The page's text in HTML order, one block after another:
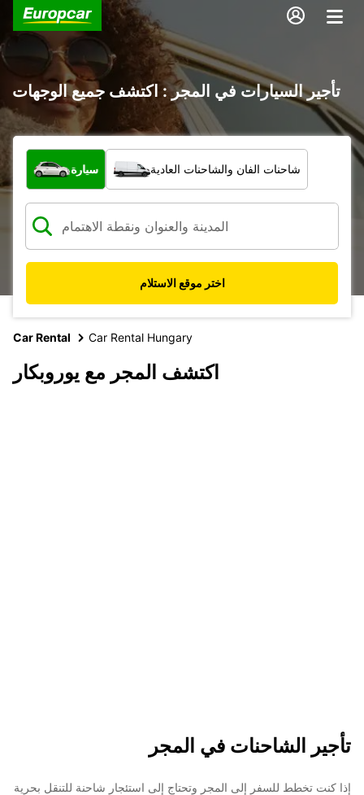
تأجير السيارات في المجر : اكتشف جميع الوجهات
ما نوع المركبة؟
سيارة شاحنات الفان والشاحنات العادية
اختر موقع الاستلام
Car Rental Car Rental Hungary
اكتشف المجر مع يوروبكار
تأجير الشاحنات في المجر
إذا كنت تخطط للسفر إلى المجر وتحتاج إلى استئجار شاحنة للتنقل بحرية